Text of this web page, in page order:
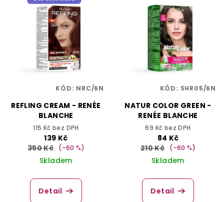
REFLING CREAM - RENÉE
BLANCHE
115 Kč bez DPH
139 Kč
350 Kč
(–60 %)
Skladem
Detail
KÓD: NRC/6N
NATUR COLOR GREEN -
RENÉE BLANCHE
69 Kč bez DPH
84 Kč
210 Kč
(–60 %)
Skladem
Detail
KÓD: SHR05/6N